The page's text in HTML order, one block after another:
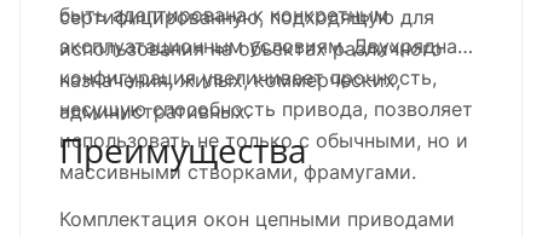
сертифицированную, подходящую для
использования на объектах различного
назначения, жилых, коммерческих,
административных.
быть адаптирована к конкретным
эксплуатационным условиям. Двухрядная
конфигурация увеличивает прочность,
несущую способность привода, позволяет
использовать не только с обычными, но и
массивными створками, фрамугами.
Преимущества
Комплектация окон цепными приводами